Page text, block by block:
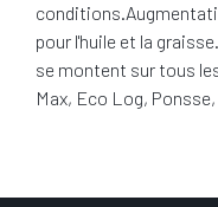
pour l'huile et la
se montent sur tous
Max, Eco Log,